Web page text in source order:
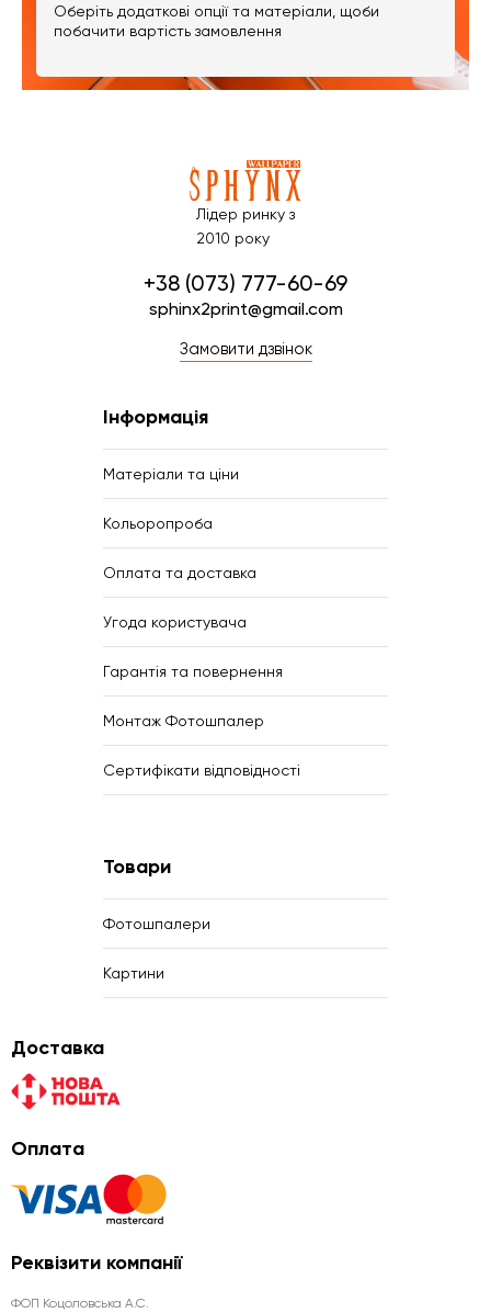
Оберіть додаткові опції та матеріали, щоби
побачити вартість замовлення
Лідер ринку з
2010 року
+38 (073) 777-60-69
sphinx2print@gmail.com
Замовити дзвінок
Інформація
Матеріали та ціни
Кольоропроба
Оплата та доставка
Угода користувача
Гарантія та повернення
Монтаж Фотошпалер
Сертифікати відповідності
Товари
Фотошпалери
Картини
Доставка
Оплата
Реквізити компанії
ФОП Коцоловська А.С.